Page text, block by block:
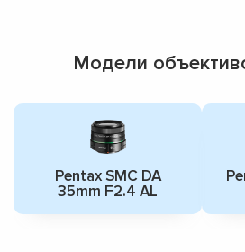
Модели
Pentax SMC DA
35mm F2.4 AL